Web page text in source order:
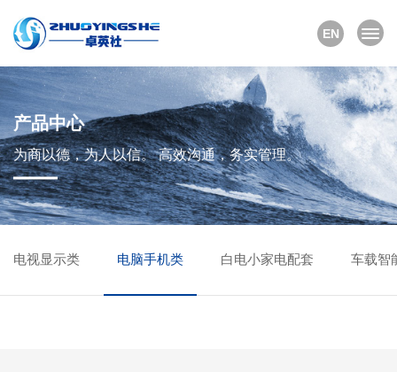
EN
产品中心
为商以德，为人以信。 高效沟通，务实管理。
电视显示类 电脑手机类 白电小家电配套 车载智